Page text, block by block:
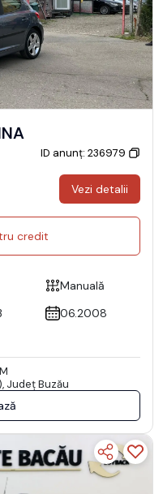
ID anunț: 236979
Vezi detalii
credit
Manuală
06.2008
Județ Buzău